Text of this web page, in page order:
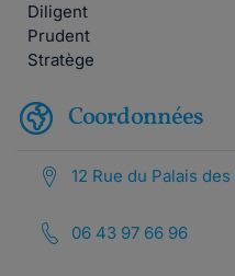
Diligent
Prudent
Stratège
Coordonnées
12 Rue du Palais
06 43 97 66 96